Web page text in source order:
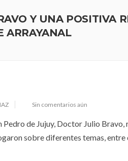
Y UNA POSITIVA
ARRAYANAL
Sin comentarios aún
de Jujuy, Doctor Julio
sobre diferentes temas,